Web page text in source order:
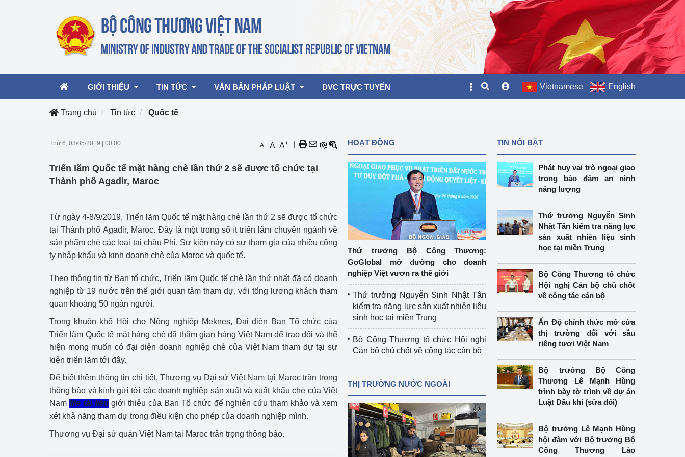
GIỚI THIỆU
Cơ cấu tổ chức
TIN TỨC
Hoạt động của Lãnh đạo Bộ
mại, Dịch vụ Việt Nam 2026
Hoạt động của Bộ trưởng
Công Thương - Công luận
Họp báo
Thông cáo báo chí
Điểm báo
Chuyển đổi số
Lịch sử phát triển
Phát triển nguồn nhân lực
Phát triển bền vững
động thuộc thẩm quyền quản lý của
Bộ Công Thương
Tổ chức được cấp GCN đăng ký, hoạt
động kiểm định thiết bị, dụng cụ điện
làm việc ở môi trường không có nguy
Văn hóa ngành Công Thương
Tái cơ cấu ngành Công Thương
Quản lý thị trường
VĂN BẢN PHÁP LUẬT DVC TRỰC TUYẾN Vietnamese English
Trang chủ Tin tức Quốc tế
Thứ 6, 03/05/2019 00:00 A- A A+
Triển lãm Quốc tế mặt hàng chè lần thứ 2 sẽ được tổ chức tại
Thành phố Agadir, Maroc
Từ ngày 4-8/9/2019, Triển lãm Quốc tế mặt hàng chè lần thứ 2 sẽ được tổ chức
tại Thành phố Agadir, Maroc. Đây là một trong số ít triển lãm chuyên ngành về
sản phẩm chè các loại tại châu Phi. Sự kiện này có sự tham gia của nhiều công
ty nhập khẩu và kinh doanh chè của Maroc và quốc tế.
Theo thông tin từ Ban tổ chức, Triển lãm Quốc tế chè lần thứ nhất đã có doanh
nghiệp từ 19 nước trên thế giới quan tâm tham dự, với tổng lương khách tham
quan khoảng 50 ngàn người.
Trong khuôn khổ Hội chợ Nông nghiệp Meknes, Đại diện Ban Tổ chức của
Triển lãm Quốc tế mặt hàng chè đã thăm gian hàng Việt Nam để trao đổi và thể
hiện mong muốn có đại diện doanh nghiệp chè của Việt Nam tham dự tại sự
kiện triển lãm tới đây.
Để biết thêm thông tin chi tiết, Thương vụ Đại sứ Việt Nam tại Maroc trân trọng
thông báo và kính gửi tới các doanh nghiệp sản xuất và xuất khẩu chè của Việt
Nam file tài liệugiới thiệu của Ban Tổ chức để nghiên cứu tham khảo và xem
xét khả năng tham dự trong điều kiện cho phép của doanh nghiệp mình.
Thương vụ Đại sứ quán Việt Nam tại Maroc trân trọng thông báo.
HOẠT ĐỘNG
Thứ trưởng Bộ Công Thương:
GoGlobal mở đường cho doanh
nghiệp Việt vươn ra thế giới
Thứ trưởng Nguyễn Sinh Nhật Tân
kiểm tra năng lực sản xuất nhiên liệu
sinh học tại miền Trung
Bộ Công Thương tổ chức Hội nghị
Cán bộ chủ chốt về công tác cán bộ
THỊ TRƯỜNG NƯỚC NGOÀI
TIN NỔI BẬT
Phát huy vai trò ngoại giao
trong bảo đảm an ninh
năng lượng
Thứ trưởng Nguyễn Sinh
Nhật Tân kiểm tra năng lực
sản xuất nhiên liệu sinh
học tại miền Trung
Bộ Công Thương tổ chức
Hội nghị Cán bộ chủ chốt
về công tác cán bộ
Ấn Độ chính thức mở cửa
thị trường đối với sầu
riêng tươi Việt Nam
Bộ trưởng Bộ Công
Thương Lê Mạnh Hùng
trình bày tờ trình về dự án
Luật Dầu khí (sửa đổi)
Bộ trưởng Lê Mạnh Hùng
hội đàm với Bộ trưởng Bộ
Công Thương Lào